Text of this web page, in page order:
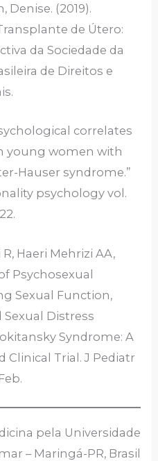
Denise. (2019).
de Útero:
da Sociedade da
de Direitos e
correlates
young women with
Hauser syndrome.”
psychology vol.
Haeri Mehrizi AA,
Psychosexual
Sexual Function,
Distress
Syndrome: A
Clinical Trial. J Pediatr
pela Universidade
– Maringá-PR, Brasil